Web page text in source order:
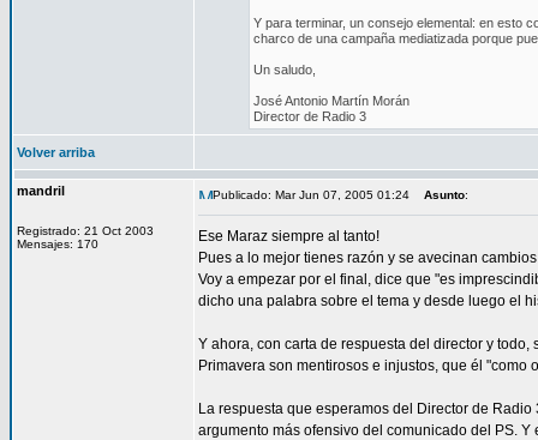
Y para terminar, un consejo elemental: en esto
charco de una campaña mediatizada porque
Un saludo,
José Antonio Martín Morán
Director de Radio 3
Volver arriba
mandril
Registrado: 21 Oct 2003
Mensajes: 170
Publicado: Mar Jun 07, 2005 01:24 Asunto:
Ese Maraz siempre al tanto!
Pues a lo mejor tienes razón y se avecinan
Voy a empezar por el final, dice que "es
dicho una palabra sobre el tema y desde luego el
Y ahora, con carta de respuesta del director y
Primavera son mentirosos e injustos, que él
La respuesta que esperamos del Director de
argumento más ofensivo del comunicado del PS.